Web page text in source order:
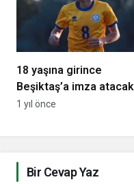
18 yaşına girince
Beşiktaş’a imza atacak
1 yıl önce
Bir Cevap Yaz